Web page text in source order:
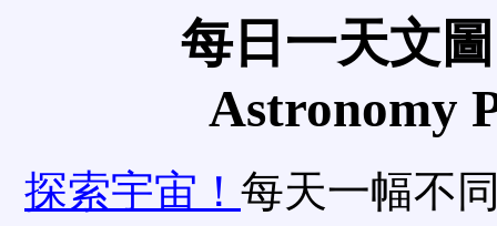
每日一天文
Astronomy
探索宇宙！ 每天一幅不